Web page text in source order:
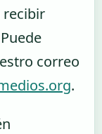
recibir
correo
.